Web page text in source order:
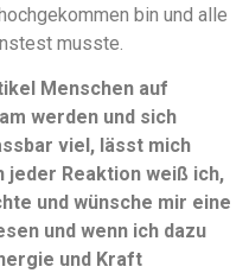
bin und alle
musste.
Menschen auf
werden und sich
viel, lässt mich
jeder Reaktion weiß ich,
und wünsche mir eine
und wenn ich dazu
und Kraft